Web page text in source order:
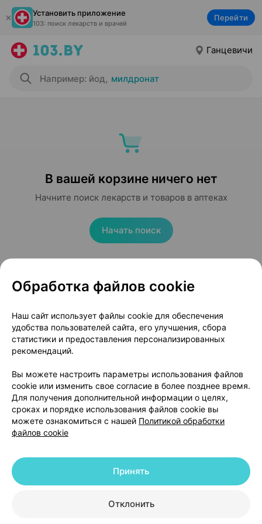
Установить приложение
103: поиск лекарств и врачей
Перейти
Ганцевичи
Например: йод, милдронат
В вашей корзине ничего нет
Начните поиск лекарств и товаров в аптеках
Начать поиск
Популярные товары
Канефрон форте,
таблетки ×30
Циклодинон,
таблетки×30
В корзину
Энтерол
250 мг
В
Обработка файлов cookie
Наш сайт использует файлы cookie для обеспечения
удобства пользователей сайта, его улучшения, сбора
статистики и предоставления персонализированных
рекомендаций.
Вы можете настроить параметры использования файлов
cookie или изменить свое согласие в более позднее время.
Для получения дополнительной информации о целях,
сроках и порядке использования файлов cookie вы
можете ознакомиться с нашей Политикой обработки
файлов cookie
Отклонить
Принять